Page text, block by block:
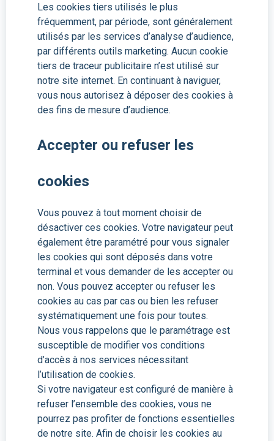
Les cookies tiers utilisés le plus
fréquemment, par période, sont généralement
utilisés par les services d’analyse d’audience,
par différents outils marketing. Aucun cookie
tiers de traceur publicitaire n’est utilisé sur
notre site internet. En continuant à naviguer,
vous nous autorisez à déposer des cookies à
des fins de mesure d’audience.
Accepter ou refuser les
cookies
Vous pouvez à tout moment choisir de
désactiver ces cookies. Votre navigateur peut
également être paramétré pour vous signaler
les cookies qui sont déposés dans votre
terminal et vous demander de les accepter ou
non. Vous pouvez accepter ou refuser les
cookies au cas par cas ou bien les refuser
systématiquement une fois pour toutes.
Nous vous rappelons que le paramétrage est
susceptible de modifier vos conditions
d’accès à nos services nécessitant
l’utilisation de cookies.
Si votre navigateur est configuré de manière à
refuser l’ensemble des cookies, vous ne
pourrez pas profiter de fonctions essentielles
de notre site. Afin de choisir les cookies au